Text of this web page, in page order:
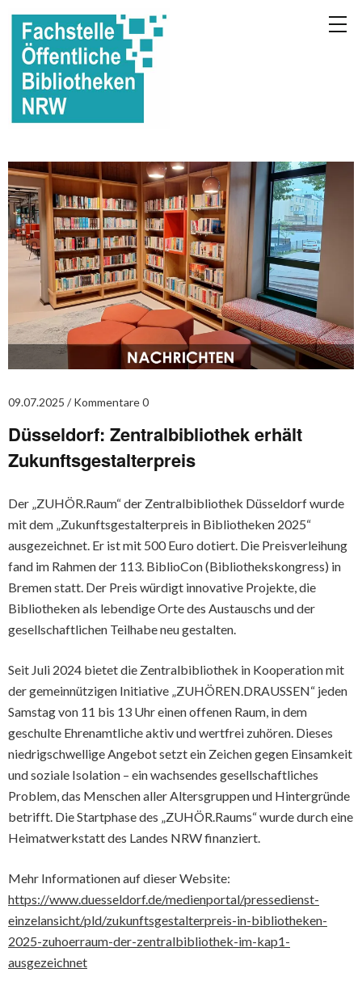
09.07.2025 Kommentare 0
Düsseldorf: Zentralbibliothek erhält
Zukunftsgestalterpreis
Der „ZUHÖR.Raum“ der Zentralbibliothek Düsseldorf wurde
mit dem „Zukunftsgestalterpreis in Bibliotheken 2025“
ausgezeichnet. Er ist mit 500 Euro dotiert. Die Preisverleihung
fand im Rahmen der 113. BiblioCon (Bibliothekskongress) in
Bremen statt. Der Preis würdigt innovative Projekte, die
Bibliotheken als lebendige Orte des Austauschs und der
gesellschaftlichen Teilhabe neu gestalten.
Seit Juli 2024 bietet die Zentralbibliothek in Kooperation mit
der gemeinnützigen Initiative „ZUHÖREN.DRAUSSEN“ jeden
Samstag von 11 bis 13 Uhr einen offenen Raum, in dem
geschulte Ehrenamtliche aktiv und wertfrei zuhören. Dieses
niedrigschwellige Angebot setzt ein Zeichen gegen Einsamkeit
und soziale Isolation – ein wachsendes gesellschaftliches
Problem, das Menschen aller Altersgruppen und Hintergründe
betrifft. Die Startphase des „ZUHÖR.Raums“ wurde durch eine
Heimatwerkstatt des Landes NRW finanziert.
Mehr Informationen auf dieser Website:
https://www.duesseldorf.de/medienportal/pressedienst-
einzelansicht/pld/zukunftsgestalterpreis-in-bibliotheken-
2025-zuhoerraum-der-zentralbibliothek-im-kap1-
ausgezeichnet